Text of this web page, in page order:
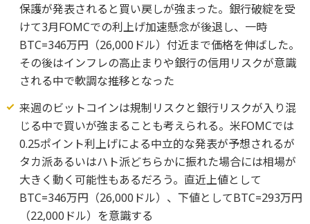
保護が発表されると買い戻しが強まった。銀行破綻を受
けて3月FOMCでの利上げ加速懸念が後退し、一時
BTC=346万円（26,000ドル）付近まで価格を伸ばした。
その後はインフレの高止まりや銀行の信用リスクが意識
される中で軟調な推移となった
来週のビットコインは規制リスクと銀行リスクが入り混
じる中で買いが強まることも考えられる。米FOMCでは
0.25ポイント利上げによる中立的な発表が予想されるが
タカ派あるいはハト派どちらかに振れた場合には相場が
大きく動く可能性もあるだろう。直近上値として
BTC=346万円（26,000ドル）、下値としてBTC=293万円
（22,000ドル）を意識する